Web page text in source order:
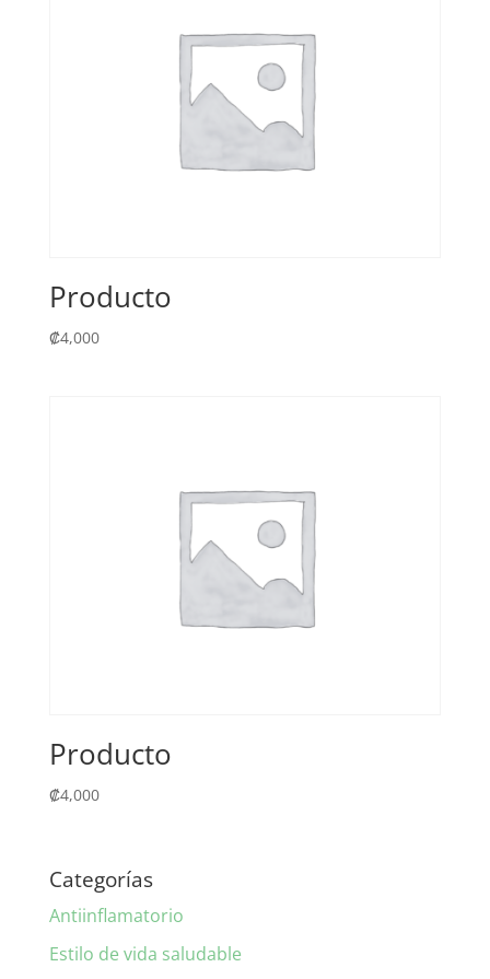
Producto
₡4,000
Producto
₡4,000
Categorías
Antiinflamatorio
Estilo de vida saludable